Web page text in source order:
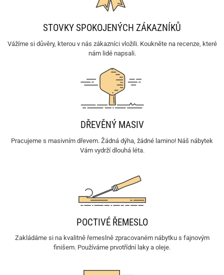
STOVKY SPOKOJENÝCH ZÁKAZNÍKŮ
Vážíme si důvěry, kterou v nás zákazníci vložili. Koukněte na recenze, které
nám lidé napsali.
DŘEVĚNÝ MASIV
Pracujeme s masivním dřevem. Žádná dýha, žádné lamino! Náš nábytek
Vám vydrží dlouhá léta.
POCTIVÉ ŘEMESLO
Zakládáme si na kvalitně řemeslně zpracovaném nábytku s fajnovým
finišem. Používáme prvotřídní laky a oleje.